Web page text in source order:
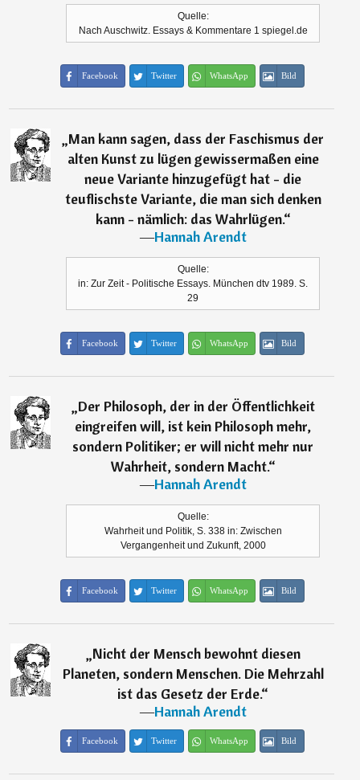
Quelle:
Nach Auschwitz. Essays & Kommentare 1 spiegel.de
Facebook Twitter WhatsApp Bild
„Man kann sagen, dass der Faschismus der
alten Kunst zu lügen gewissermaßen eine
neue Variante hinzugefügt hat - die
teuflischste Variante, die man sich denken
kann - nämlich: das Wahrlügen.“
―Hannah Arendt
Quelle:
in: Zur Zeit - Politische Essays. München dtv 1989. S.
29
Facebook Twitter WhatsApp Bild
„Der Philosoph, der in der Öffentlichkeit
eingreifen will, ist kein Philosoph mehr,
sondern Politiker; er will nicht mehr nur
Wahrheit, sondern Macht.“
―Hannah Arendt
Quelle:
Wahrheit und Politik, S. 338 in: Zwischen
Vergangenheit und Zukunft, 2000
Facebook Twitter WhatsApp Bild
„Nicht der Mensch bewohnt diesen
Planeten, sondern Menschen. Die Mehrzahl
ist das Gesetz der Erde.“
―Hannah Arendt
Facebook Twitter WhatsApp Bild